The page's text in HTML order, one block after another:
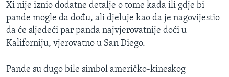
Xi nije iznio dodatne detalje o tome kada ili gdje bi
pande mogle da dođu, ali djeluje kao da je nagovijestio
da će sljedeći par panda najvjerovatnije doći u
Kaliforniju, vjerovatno u San Diego.
Pande su dugo bile simbol američko-kineskog